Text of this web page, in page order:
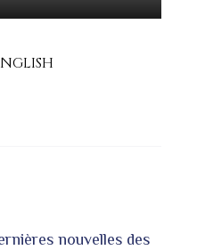
nouvelles des